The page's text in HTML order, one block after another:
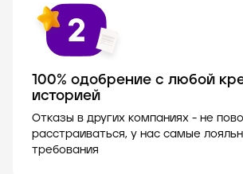
100% одобрение с любой
историей
Отказы в других компаниях - не
расстраиваться, у нас самые
требования